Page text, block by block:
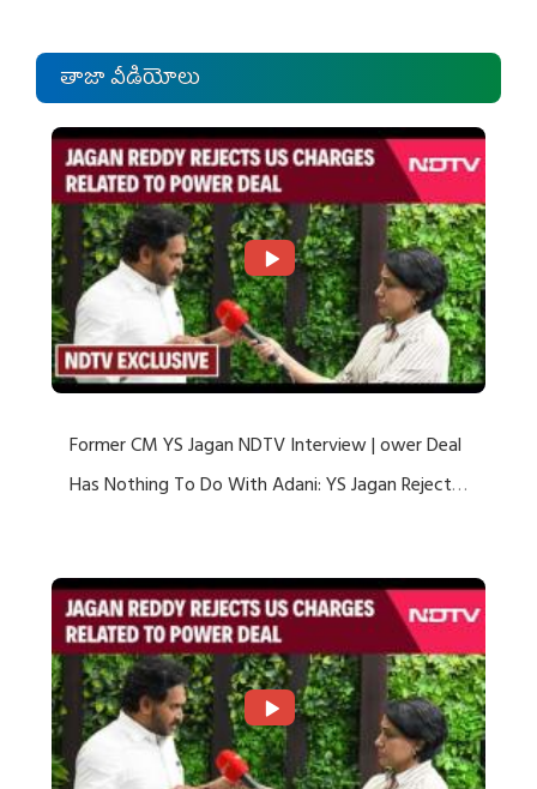
తాజా వీడియోలు
Former CM YS Jagan NDTV Interview | ower Deal
Has Nothing To Do With Adani: YS Jagan Rejects